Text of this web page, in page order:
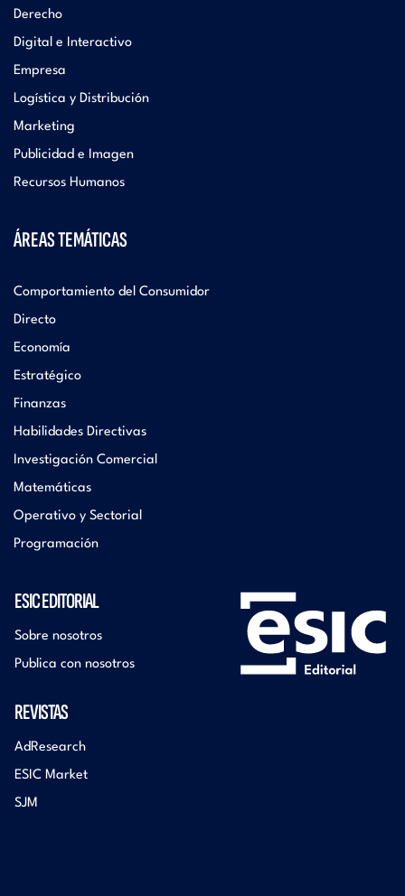
Derecho
Digital e Interactivo
Empresa
Logística y Distribución
Marketing
Publicidad e Imagen
Recursos Humanos
ÁREAS TEMÁTICAS
Comportamiento del Consumidor
Directo
Economía
Estratégico
Finanzas
Habilidades Directivas
Investigación Comercial
Matemáticas
Operativo y Sectorial
Programación
ESIC EDITORIAL
Sobre nosotros
Publica con nosotros
REVISTAS
AdResearch
ESIC Market
SJM